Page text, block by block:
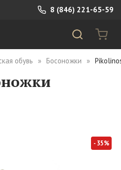
8 (846) 221-65-59
обувь Босоножки
- 35%